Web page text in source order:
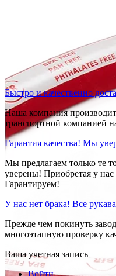
Быстро и качественно
Наша компания
транспортной компанией
Гарантия качества! Мы
Мы предлагаем только те
уверены! Приобретая у
Гарантируем!
У нас нет брака! Все
Прежде чем покинуть
многоэтапную проверку
Ваша учетная запись
Войти